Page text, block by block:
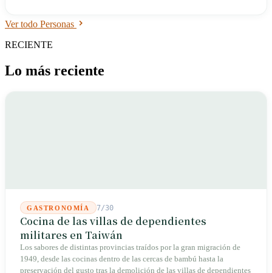
Ver todo Personas
RECIENTE
Lo más reciente
GASTRONOMÍA 7/30
Cocina de las villas de dependientes
militares en Taiwán
Los sabores de distintas provincias traídos por la gran migración de
1949, desde las cocinas dentro de las cercas de bambú hasta la
preservación del gusto tras la demolición de las villas de dependientes